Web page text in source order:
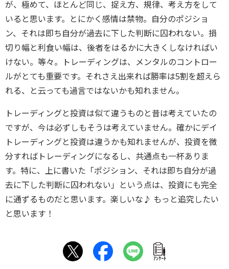
が、極めて、ほとんど同じ、捉え方、規律、考え方をして
いると思います。とにかく感情は禁物。自分のポジショ
ン、それは即ち自分が過去に下した判断に囚われない。損
切り幅と利食い幅は、後者をはるかに大きくしなければい
けない。等々。トレーディングは、メンタルのコントロー
ルがとても重要です。それさえ出来れば勝率は5割を超えら
れる、と云っても過言ではないかも知れません。
トレーディングと投資は似て違うものと昔は考えていたの
ですが、今は必ずしもそうは考えていません。確かにデイ
トレーディングと投資は違うかも知れませんが、投資を微
分すればトレーディングになるし、共通点も一杯ありま
す。特に、上に書いた「ポジション、それは即ち自分が過
去に下した判断に囚われない」という点は、投資にも完全
に通ずるものだと思います。楽しいな♪ もっと追究したい
と思います！
ｱﾝｹｰﾄ